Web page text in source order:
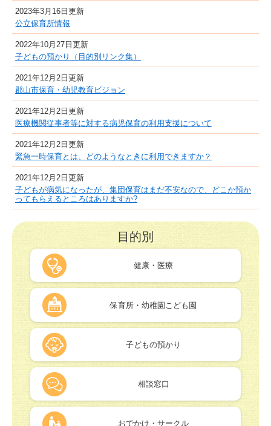
2023年3月16日更新
公立保育所情報
2022年10月27日更新
子どもの預かり（目的別リンク集）
2021年12月2日更新
郡山市保育・幼児教育ビジョン
2021年12月2日更新
医療機関従事者等に対する病児保育の利用支援について
2021年12月2日更新
緊急一時保育とは、どのようなときに利用できますか？
2021年12月2日更新
子どもが病気になったが、集団保育はまだ不安なので、どこか預か
ってもらえるところはありますか?
目的別
健康・医療
保育所・幼稚園こども園
子どもの預かり
相談窓口
おでかけ・サークル